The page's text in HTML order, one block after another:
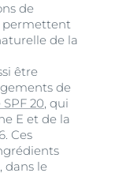
de
permettent
de la
être
de
20 , qui
E et de la
Ces
, dans le